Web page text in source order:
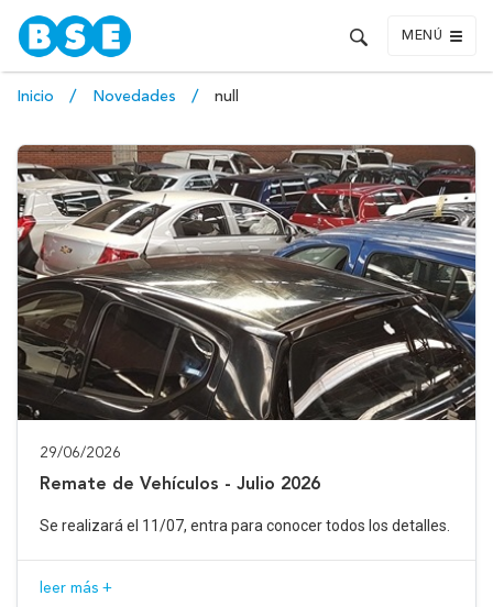
MENÚ
Inicio Novedades null
29/06/2026
Remate de Vehículos - Julio 2026
Se realizará el 11/07, entra para conocer todos los detalles.
leer más +